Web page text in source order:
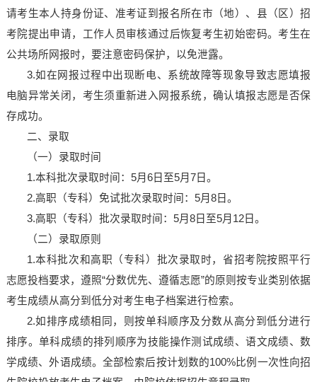
请考生本人持身份证、准考证到报名所在市（地）、县（区）招
考院提出申请，工作人员审核通过后恢复考生初始密码。考生在
公共场所网报时，要注意密码保护，以免泄露。
3.如在网报过程中出现断电、系统故障等现象导致志愿填报
电脑异常关闭，考生须重新进入网报系统，确认填报志愿是否保
存成功。
二、录取
（一）录取时间
1.本科批次录取时间：5月6日至5月7日。
2.高职（专科）免试批次录取时间：5月8日。
3.高职（专科）批次录取时间：5月8日至5月12日。
（二）录取原则
1.本科批次和高职（专科）批次录取时，省招考院按照平行
志愿投档要求，遵照“分数优先、遵循志愿”的原则按专业类别依据
考生成绩从高分到低分对考生电子档案进行检索。
2.如排序成绩相同，则按单科顺序及分数从高分到低分进行
排序。单科成绩的排列顺序为技能操作测试成绩、语文成绩、数
学成绩、外语成绩。全部检索后按计划数的100%比例一次性向招